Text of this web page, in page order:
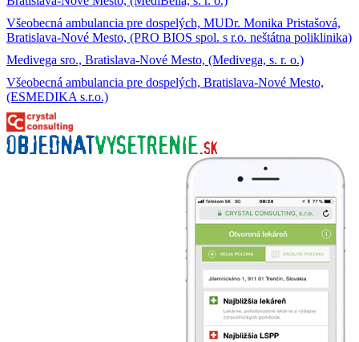
Všeobecná ambulancia pre dospelých, MUDr. Monika Pristašová,
Bratislava-Nové Mesto, (PRO BIOS spol. s r.o. neštátna poliklinika)
Medivega sro., Bratislava-Nové Mesto, (Medivega, s. r. o.)
Všeobecná ambulancia pre dospelých, Bratislava-Nové Mesto,
(ESMEDIKA s.r.o.)